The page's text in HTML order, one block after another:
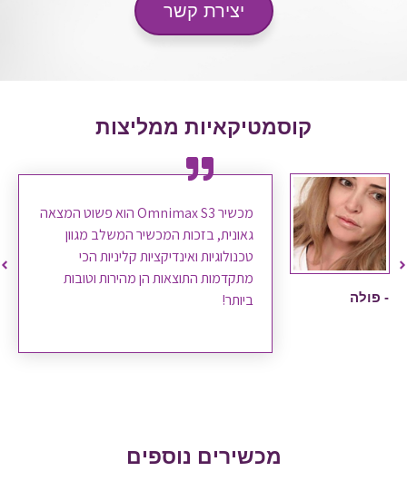
יצירת קשר
קוסמטיקאיות ממליצות
- פולה
מכשיר Omnimax S3 הוא פשוט המצאה
גאונית, בזכות המכשיר המשלב מגוון
טכנולוגיות ואינדיקציות קליניות הכי
מתקדמות התוצאות הן מהירות וטובות
ביותר!
מכשירים נוספים